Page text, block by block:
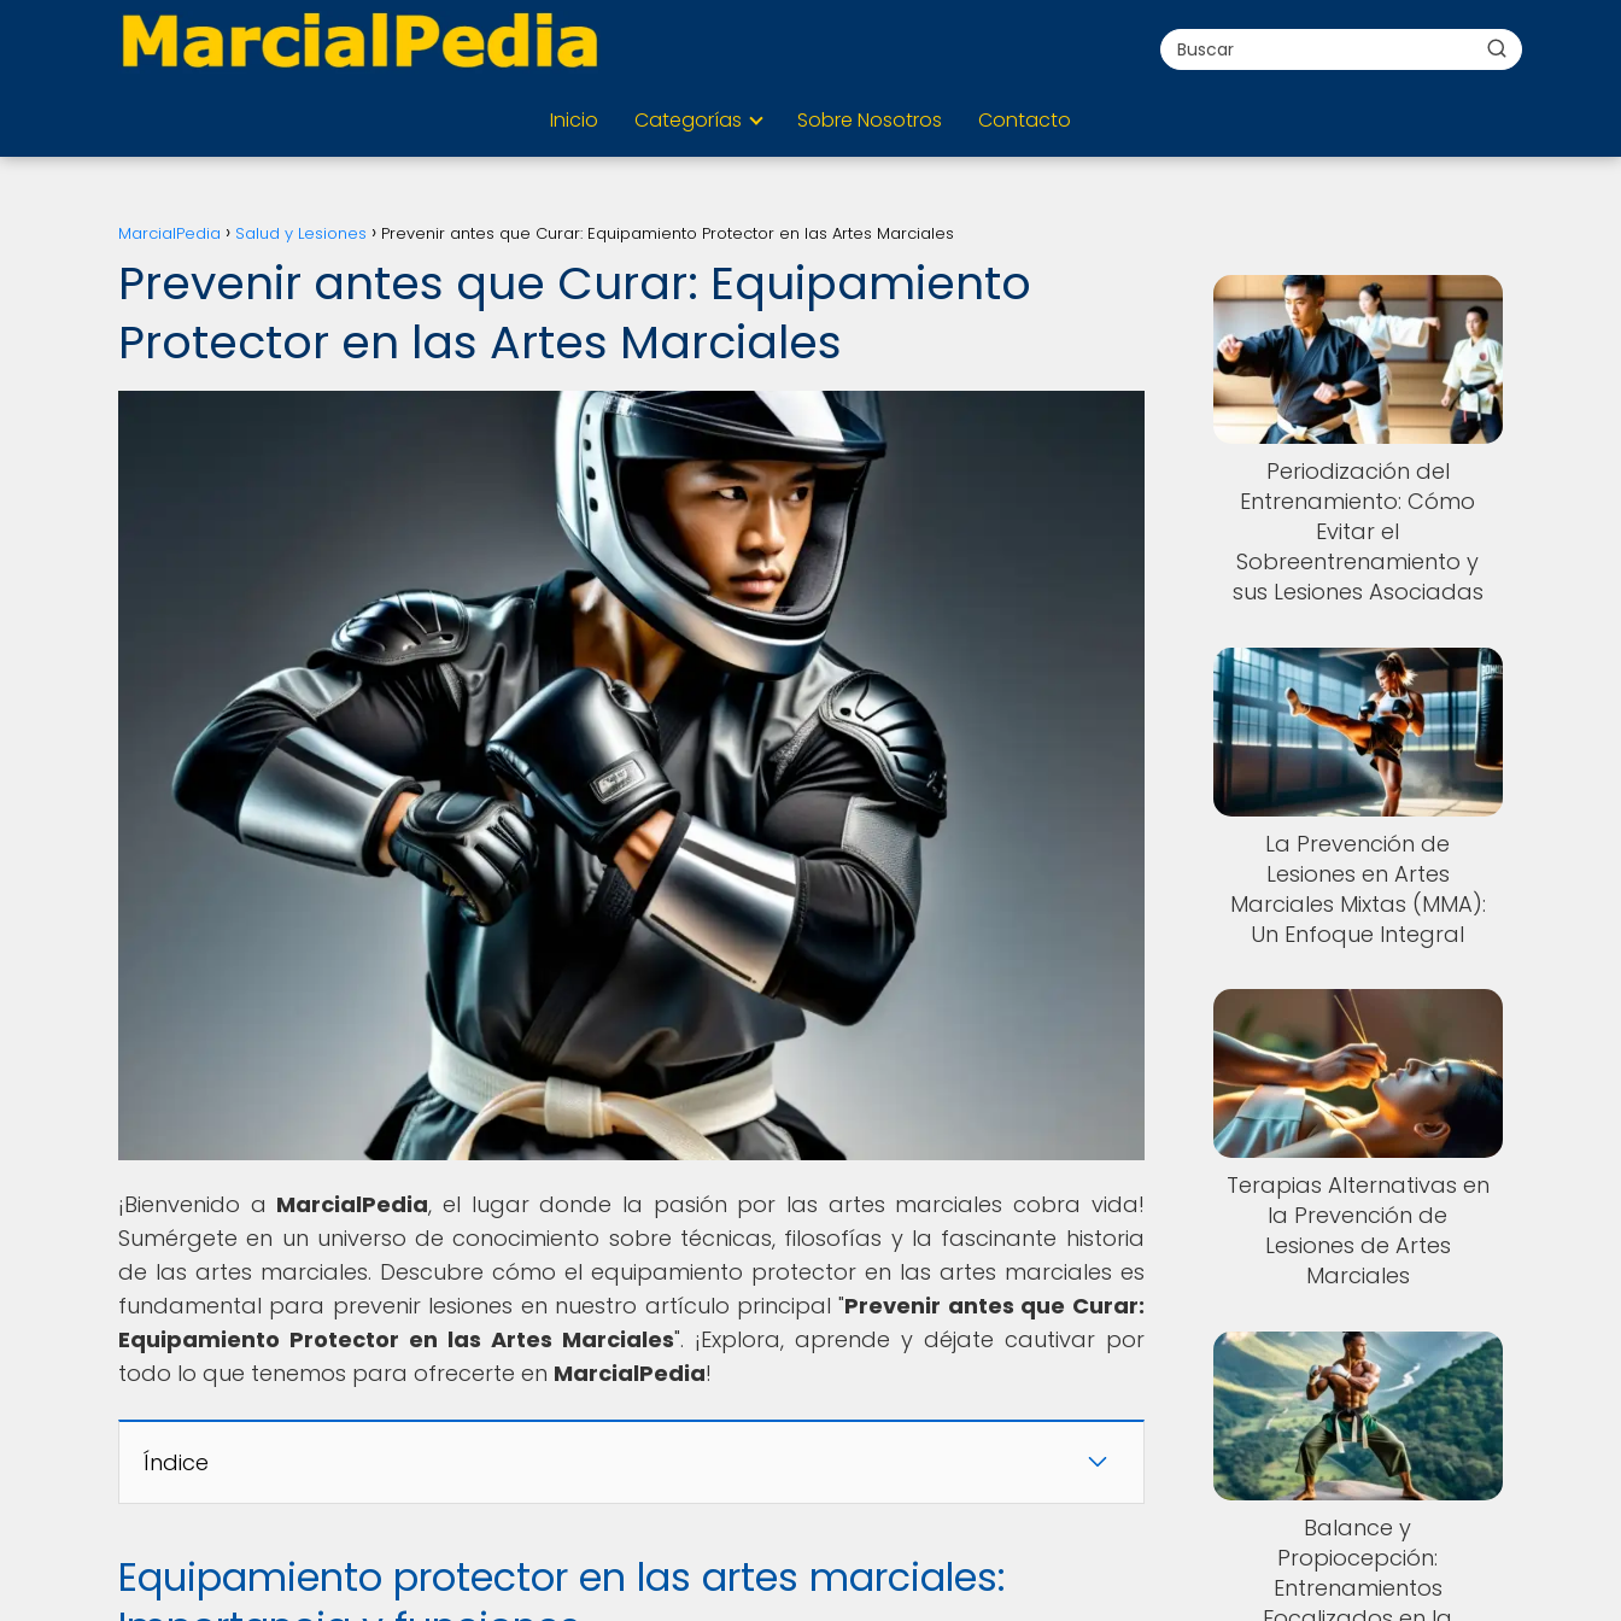
Inicio Categorías Sobre Nosotros Contacto
MarcialPedia Salud y Lesiones Prevenir antes que Curar: Equipamiento Protector en las Artes Marciales
Prevenir antes que Curar: Equipamiento
Protector en las Artes Marciales
¡Bienvenido a MarcialPedia, el lugar donde la pasión por las artes marciales cobra vida!
Sumérgete en un universo de conocimiento sobre técnicas, filosofías y la fascinante historia
de las artes marciales. Descubre cómo el equipamiento protector en las artes marciales es
fundamental para prevenir lesiones en nuestro artículo principal "Prevenir antes que Curar:
Equipamiento Protector en las Artes Marciales". ¡Explora, aprende y déjate cautivar por
todo lo que tenemos para ofrecerte en MarcialPedia!
Índice
Equipamiento protector en las artes marciales:
Periodización del
Entrenamiento: Cómo
Evitar el
Sobreentrenamiento y
sus Lesiones Asociadas
La Prevención de
Lesiones en Artes
Marciales Mixtas (MMA):
Un Enfoque Integral
Terapias Alternativas en
la Prevención de
Lesiones de Artes
Marciales
Balance y
Propiocepción:
Entrenamientos